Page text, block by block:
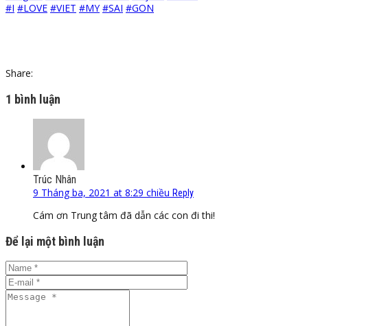
#I #LOVE #VIET #MY #SAI #GON
Share:
1 bình luận
Trúc Nhân
9 Tháng ba, 2021 at 8:29 chiều Reply
Cám ơn Trung tâm đã dẫn các con đi thi!
Để lại một bình luận